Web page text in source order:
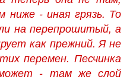
ниже - иная грязь. То
на перепрошитый, а
как прежний. Я не
перемен. Песчинка
- там же слой